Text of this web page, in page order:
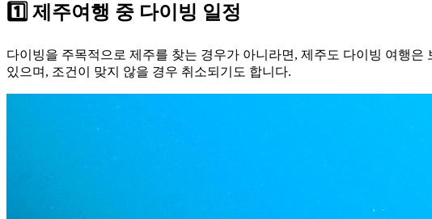
1️⃣ 제주여행 중 다이빙 일정
다이빙을 주목적으로 제주를 찾는 경우가 아니라면, 제주도 다이빙 여행
있으며, 조건이 맞지 않을 경우 취소되기도 합니다.